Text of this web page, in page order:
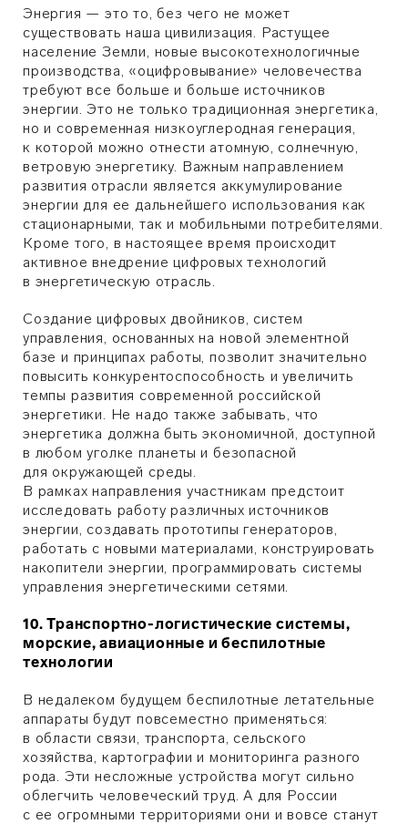
Энергия — это то, без чего не может
существовать наша цивилизация. Растущее
население Земли, новые высокотехнологичные
производства, «оцифровывание» человечества
требуют все больше и больше источников
энергии. Это не только традиционная энергетика,
но и современная низкоуглеродная генерация,
к которой можно отнести атомную, солнечную,
ветровую энергетику. Важным направлением
развития отрасли является аккумулирование
энергии для ее дальнейшего использования как
стационарными, так и мобильными потребителями.
Кроме того, в настоящее время происходит
активное внедрение цифровых технологий
в энергетическую отрасль.
Создание цифровых двойников, систем
управления, основанных на новой элементной
базе и принципах работы, позволит значительно
повысить конкурентоспособность и увеличить
темпы развития современной российской
энергетики. Не надо также забывать, что
энергетика должна быть экономичной, доступной
в любом уголке планеты и безопасной
для окружающей среды.
В рамках направления участникам предстоит
исследовать работу различных источников
энергии, создавать прототипы генераторов,
работать с новыми материалами, конструировать
накопители энергии, программировать системы
управления энергетическими сетями.
10. Транспортно-логистические системы,
морские, авиационные и беспилотные
технологии
В недалеком будущем беспилотные летательные
аппараты будут повсеместно применяться:
в области связи, транспорта, сельского
хозяйства, картографии и мониторинга разного
рода. Эти несложные устройства могут сильно
облегчить человеческий труд. А для России
с ее огромными территориями они и вовсе станут